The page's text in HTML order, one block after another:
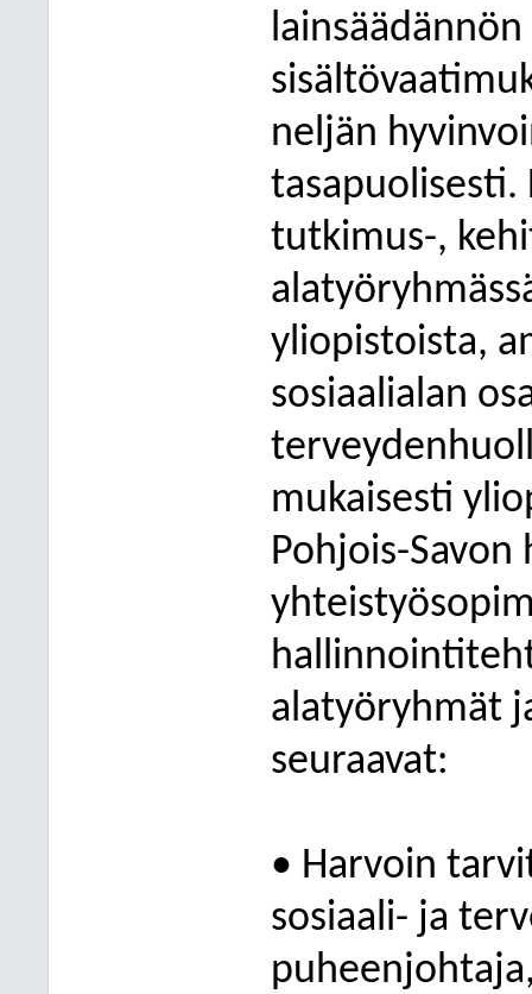
neljän
tasapuolisesti.
tutkimus-,
yliopistoista,
sosiaalialan
mukaisesti
Pohjois-
alatyöryhmät
seuraavat:
• Harvoin
sosiaali- ja